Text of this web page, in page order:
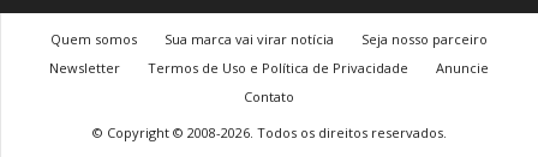
Quem somos Sua marca vai virar notícia
Seja nosso parceiro
Newsletter
Termos de Uso e Política de Privacidade
Anuncie
Contato
© Copyright © 2008-2026. Todos os direitos reservados.